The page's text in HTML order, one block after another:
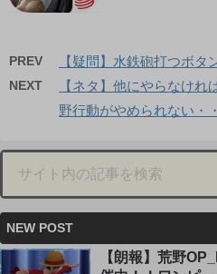
PREV 【疑問】水鉄砲打つボタ
NEXT
【ネタ】他にやらなけ
野行動がやめられない・
NEW POST
【朗報】荒野